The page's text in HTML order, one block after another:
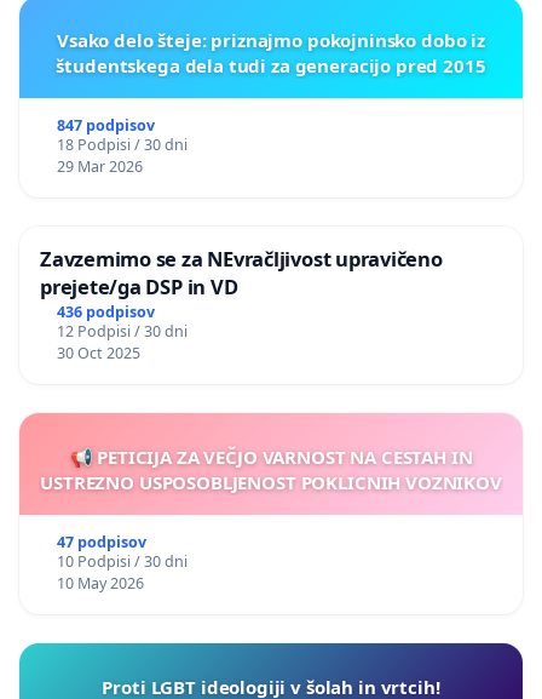
Vsako delo šteje: priznajmo pokojninsko dobo iz
študentskega dela tudi za generacijo pred 2015
847 podpisov
18 Podpisi / 30 dni
29 Mar 2026
Zavzemimo se za NEvračljivost upravičeno
prejete/ga DSP in VD
436 podpisov
12 Podpisi / 30 dni
30 Oct 2025
📢 PETICIJA ZA VEČJO VARNOST NA CESTAH IN
USTREZNO USPOSOBLJENOST POKLICNIH VOZNIKOV
47 podpisov
10 Podpisi / 30 dni
10 May 2026
Proti LGBT ideologiji v šolah in vrtcih!